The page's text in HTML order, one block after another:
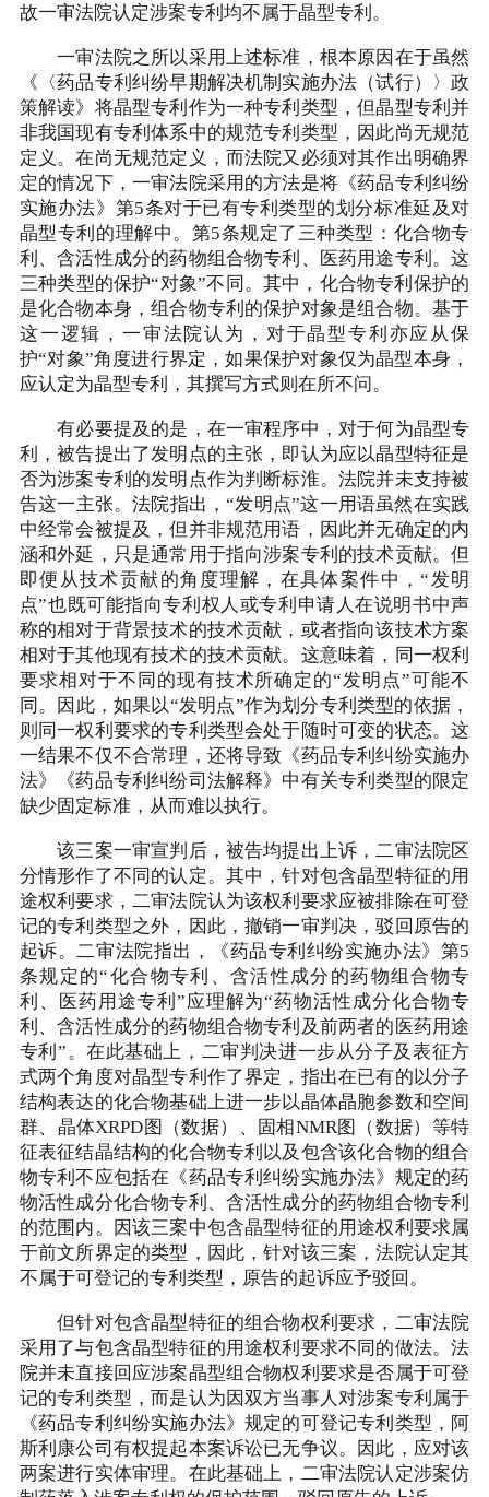
故一审法院认定涉案专利均不属于晶型专利。
一审法院之所以采用上述标准，根本原因在于虽然
《〈药品专利纠纷早期解决机制实施办法（试行）〉政
策解读》将晶型专利作为一种专利类型，但晶型专利并
非我国现有专利体系中的规范专利类型，因此尚无规范
定义。在尚无规范定义，而法院又必须对其作出明确界
定的情况下，一审法院采用的方法是将《药品专利纠纷
实施办法》第5条对于已有专利类型的划分标准延及对
晶型专利的理解中。第5条规定了三种类型：化合物专
利、含活性成分的药物组合物专利、医药用途专利。这
三种类型的保护“对象”不同。其中，化合物专利保护的
是化合物本身，组合物专利的保护对象是组合物。基于
这一逻辑，一审法院认为，对于晶型专利亦应从保
护“对象”角度进行界定，如果保护对象仅为晶型本身，
应认定为晶型专利，其撰写方式则在所不问。
有必要提及的是，在一审程序中，对于何为晶型专
利，被告提出了发明点的主张，即认为应以晶型特征是
否为涉案专利的发明点作为判断标淮。法院并未支持被
告这一主张。法院指出，“发明点”这一用语虽然在实践
中经常会被提及，但并非规范用语，因此并无确定的内
涵和外延，只是通常用于指向涉案专利的技术贡献。但
即便从技术贡献的角度理解，在具体案件中，“发明
点”也既可能指向专利权人或专利申请人在说明书中声
称的相对于背景技术的技术贡献，或者指向该技术方案
相对于其他现有技术的技术贡献。这意味着，同一权利
要求相对于不同的现有技术所确定的“发明点”可能不
同。因此，如果以“发明点”作为划分专利类型的依据，
则同一权利要求的专利类型会处于随时可变的状态。这
一结果不仅不合常理，还将导致《药品专利纠纷实施办
法》《药品专利纠纷司法解释》中有关专利类型的限定
缺少固定标准，从而难以执行。
该三案一审宣判后，被告均提出上诉，二审法院区
分情形作了不同的认定。其中，针对包含晶型特征的用
途权利要求，二审法院认为该权利要求应被排除在可登
记的专利类型之外，因此，撤销一审判决，驳回原告的
起诉。二审法院指出，《药品专利纠纷实施办法》第5
条规定的“化合物专利、含活性成分的药物组合物专
利、医药用途专利”应理解为“药物活性成分化合物专
利、含活性成分的药物组合物专利及前两者的医药用途
专利”。在此基础上，二审判决进一步从分子及表征方
式两个角度对晶型专利作了界定，指出在已有的以分子
结构表达的化合物基础上进一步以晶体晶胞参数和空间
群、晶体XRPD图（数据）、固相NMR图（数据）等特
征表征结晶结构的化合物专利以及包含该化合物的组合
物专利不应包括在《药品专利纠纷实施办法》规定的药
物活性成分化合物专利、含活性成分的药物组合物专利
的范围内。因该三案中包含晶型特征的用途权利要求属
于前文所界定的类型，因此，针对该三案，法院认定其
不属于可登记的专利类型，原告的起诉应予驳回。
但针对包含晶型特征的组合物权利要求，二审法院
采用了与包含晶型特征的用途权利要求不同的做法。法
院并未直接回应涉案晶型组合物权利要求是否属于可登
记的专利类型，而是认为因双方当事人对涉案专利属于
《药品专利纠纷实施办法》规定的可登记专利类型，阿
斯利康公司有权提起本案诉讼已无争议。因此，应对该
两案进行实体审理。在此基础上，二审法院认定涉案仿